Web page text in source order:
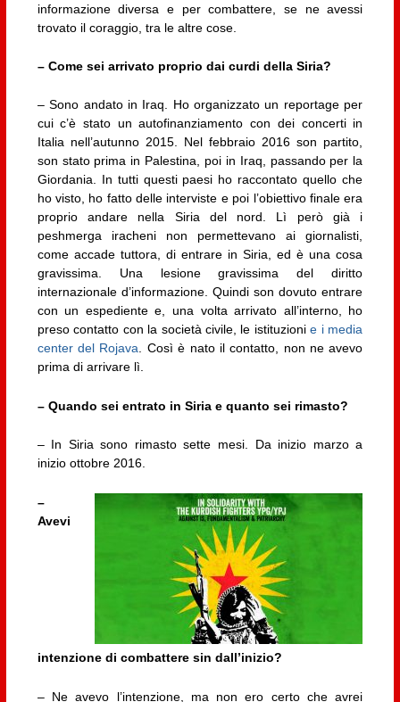
informazione diversa e per combattere, se ne avessi
trovato il coraggio, tra le altre cose.
– Come sei arrivato proprio dai curdi della Siria?
– Sono andato in Iraq. Ho organizzato un reportage per
cui c’è stato un autofinanziamento con dei concerti in
Italia nell’autunno 2015. Nel febbraio 2016 son partito,
son stato prima in Palestina, poi in Iraq, passando per la
Giordania. In tutti questi paesi ho raccontato quello che
ho visto, ho fatto delle interviste e poi l’obiettivo finale era
proprio andare nella Siria del nord. Lì però già i
peshmerga iracheni non permettevano ai giornalisti,
come accade tuttora, di entrare in Siria, ed è una cosa
gravissima. Una lesione gravissima del diritto
internazionale d’informazione. Quindi son dovuto entrare
con un espediente e, una volta arrivato all’interno, ho
preso contatto con la società civile, le istituzionie i media
center del Rojava. Così è nato il contatto, non ne avevo
prima di arrivare lì.
– Quando sei entrato in Siria e quanto sei rimasto?
– In Siria sono rimasto sette mesi. Da inizio marzo a
inizio ottobre 2016.
–
Avevi
intenzione di combattere sin dall’inizio?
– Ne avevo l’intenzione, ma non ero certo che avrei